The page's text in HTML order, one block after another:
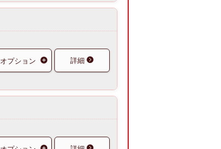
詳細
オプション